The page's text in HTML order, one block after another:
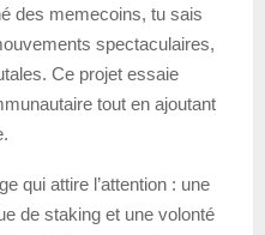
des memecoins, tu sais
spectaculaires,
Ce projet essaie
tout en ajoutant
qui attire l’attention : une
de staking et une volonté